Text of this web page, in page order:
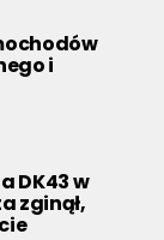
i
DK43 w
zginął,